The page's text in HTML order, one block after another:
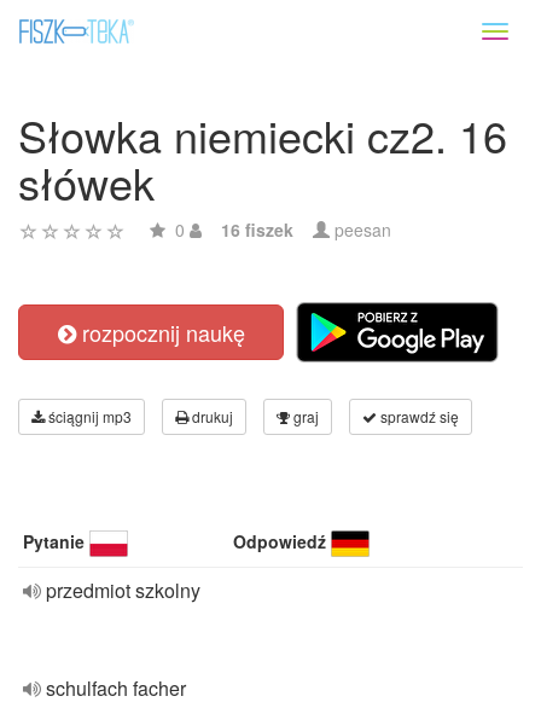
Słowka niemiecki cz2. 16
słówek
0 16 fiszek peesan
rozpocznij naukę
ściągnij mp3 drukuj graj sprawdź się
Pytanie Odpowiedź
przedmiot szkolny
schulfach facher